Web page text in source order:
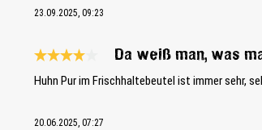
23.09.2025, 09:23
Da weiß man, was
Huhn Pur im Frischhaltebeutel ist immer sehr,
20.06.2025, 07:27